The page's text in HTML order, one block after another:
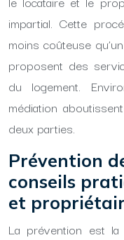
impartial. Cette
moins coûteuse
proposent des
du logement.
médiation
deux parties.
Prévention
conseils
et
La prévention est